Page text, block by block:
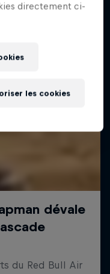
directement ci-
les cookies